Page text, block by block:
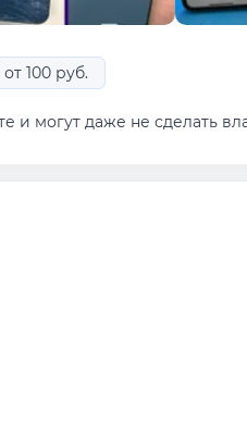
100 руб.
и могут даже не сделать